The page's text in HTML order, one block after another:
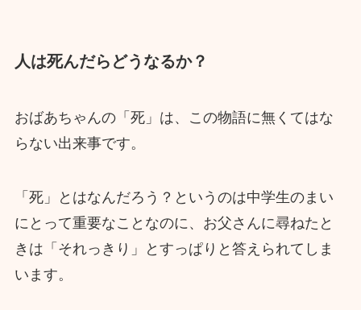
人は死んだらどうなるか？
おばあちゃんの「死」は、この物語に無くてはな
らない出来事です。
「死」とはなんだろう？というのは中学生のまい
にとって重要なことなのに、お父さんに尋ねたと
きは「それっきり」とすっぱりと答えられてしま
います。